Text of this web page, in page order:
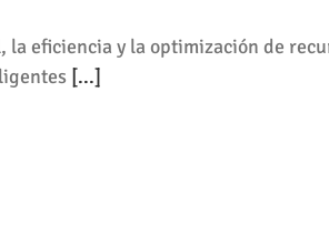
eficiencia y la optimización de
[...]